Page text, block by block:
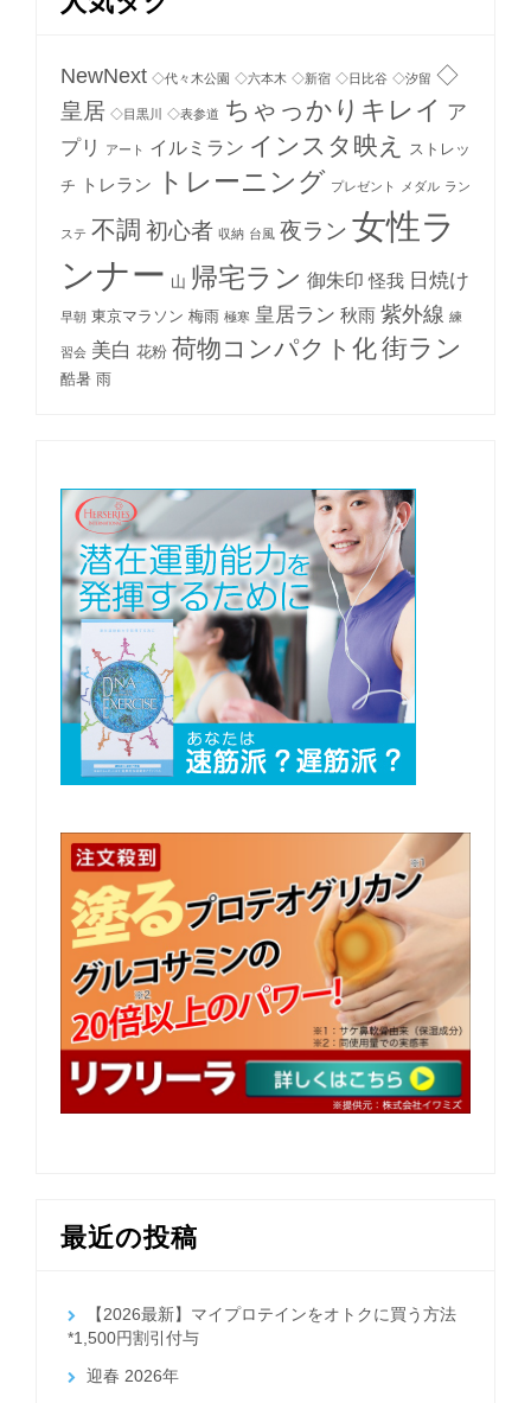
NewNext ◇代々木公園 ◇六本木 ◇新宿 ◇日比谷 ◇汐留 ◇
皇居 ◇目黒川 ◇表参道 ちゃっかりキレイ ア
プリ
アート イルミラン インスタ映え ストレッ
チ トレラン トレーニング プレゼント メダル ラン
ステ 不調 初心者 収納 台風 夜ラン 女性ラ
ンナー 山 帰宅ラン 御朱印 怪我 日焼け
早朝 東京マラソン 梅雨 極寒 皇居ラン 秋雨 紫外線 練
習会 美白 花粉 荷物コンパクト化街ラン
酷暑 雨
最近の投稿
【2026最新】マイプロテインをオトクに買う方法
*1,500円割引付与
迎春 2026年